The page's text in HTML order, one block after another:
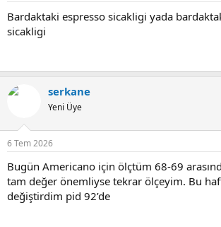
Bardaktaki espresso sicakligi yada
sicakligi
serkane
Yeni Üye
6 Tem 2026
Bugün Americano için ölçtüm 68-69
tam değer önemliyse tekrar ölçeyim. Bu
değiştirdim pid 92’de